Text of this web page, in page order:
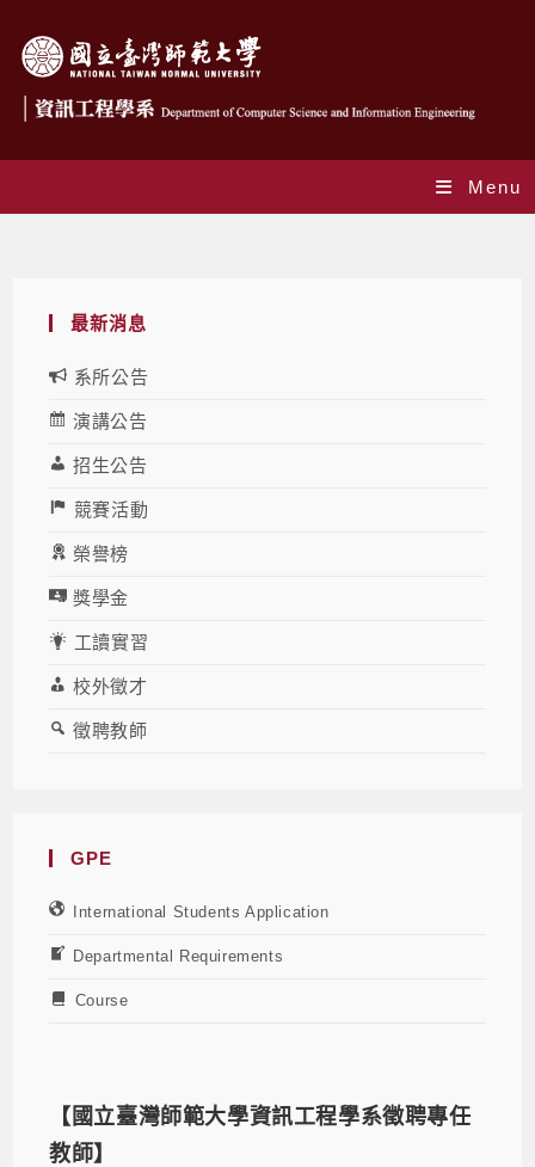
Menu
最新消息
系所公告
演講公告
招生公告
競賽活動
榮譽榜
獎學金
工讀實習
校外徵才
徵聘教師
GPE
International Students Application
Departmental Requirements
Course
【國立臺灣師範大學資訊工程學系徵聘專任
教師】